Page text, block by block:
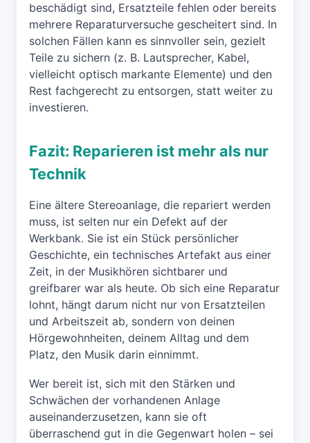
beschädigt sind, Ersatzteile fehlen oder bereits
mehrere Reparaturversuche gescheitert sind. In
solchen Fällen kann es sinnvoller sein, gezielt
Teile zu sichern (z. B. Lautsprecher, Kabel,
vielleicht optisch markante Elemente) und den
Rest fachgerecht zu entsorgen, statt weiter zu
investieren.
Fazit: Reparieren ist mehr als nur
Technik
Eine ältere Stereoanlage, die repariert werden
muss, ist selten nur ein Defekt auf der
Werkbank. Sie ist ein Stück persönlicher
Geschichte, ein technisches Artefakt aus einer
Zeit, in der Musikhören sichtbarer und
greifbarer war als heute. Ob sich eine Reparatur
lohnt, hängt darum nicht nur von Ersatzteilen
und Arbeitszeit ab, sondern von deinen
Hörgewohnheiten, deinem Alltag und dem
Platz, den Musik darin einnimmt.
Wer bereit ist, sich mit den Stärken und
Schwächen der vorhandenen Anlage
auseinanderzusetzen, kann sie oft
überraschend gut in die Gegenwart holen – sei